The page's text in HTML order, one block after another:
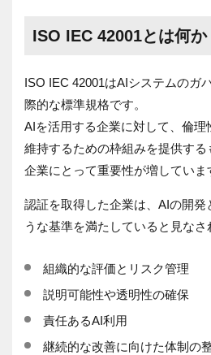
ISO IEC 42001とは何か
ISO IEC 42001はAIシステムのガ
際的な標準規格です。
AIを活用する企業に対して、倫理
維持するための枠組みを提供す
企業にとって重要性が増していま
認証を取得した企業は、AIの開発
うな基準を満たしていると見なさ
組織的な評価とリスク管理
説明可能性や透明性の確保
責任あるAI利用
継続的な改善に向けた体制の